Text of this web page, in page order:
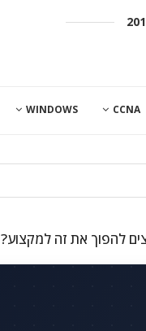
CCNA
WINDOWS
להפוך את זה למקצוע?